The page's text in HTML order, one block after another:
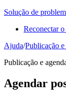
Solução de
Reconectar
Ajuda/Publicação
Publicação e
Agendar